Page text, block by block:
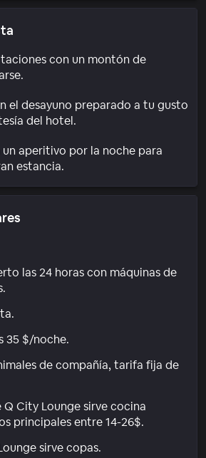
con un montón de
el desayuno preparado a tu gusto
del hotel.
aperitivo por la noche para
estancia.
las 24 horas con máquinas de
35 $/noche.
de compañía, tarifa fija de
Q City Lounge sirve cocina
principales entre 14-26$.
sirve copas.